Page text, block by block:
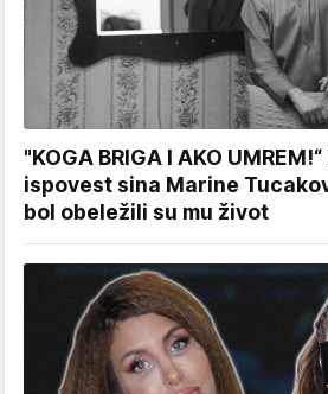
"KOGA BRIGA I AKO
ispovest sina Marine
bol obeležili su mu život